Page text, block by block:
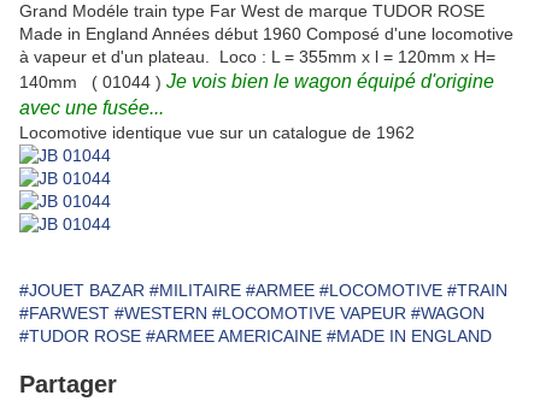
Grand Modéle train type Far West de marque TUDOR ROSE
Made in England Années début 1960 Composé d'une locomotive
à vapeur et d'un plateau. Loco : L = 355mm x l = 120mm x H=
140mm ( 01044 ) Je vois bien le wagon équipé d'origine
avec une fusée...
Locomotive identique vue sur un catalogue de 1962
#JOUET BAZAR #MILITAIRE #ARMEE #LOCOMOTIVE #TRAIN
#FARWEST #WESTERN #LOCOMOTIVE VAPEUR #WAGON
#TUDOR ROSE #ARMEE AMERICAINE #MADE IN ENGLAND
Partager